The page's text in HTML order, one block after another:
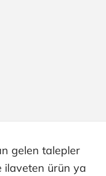
gelen talepler
ilaveten ürün ya